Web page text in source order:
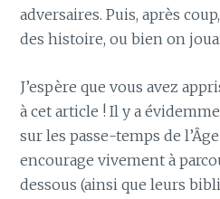
adversaires. Puis, après
des histoire, ou bien on
J’espère que vous avez
à cet article ! Il y a
sur les passe-temps de
encourage vivement à
dessous (ainsi que leurs